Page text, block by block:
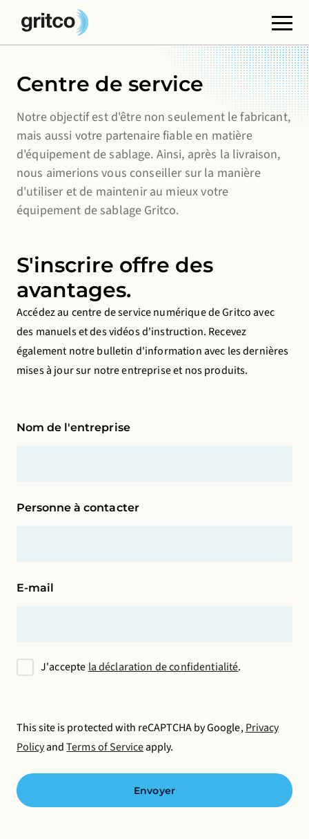
Centre de service
Notre objectif est d'être non seulement le fabricant,
mais aussi votre partenaire fiable en matière
d'équipement de sablage. Ainsi, après la livraison,
nous aimerions vous conseiller sur la manière
d'utiliser et de maintenir au mieux votre
équipement de sablage Gritco.
S'inscrire offre des
avantages.
Accédez au centre de service numérique de Gritco avec
des manuels et des vidéos d'instruction. Recevez
également notre bulletin d'information avec les dernières
mises à jour sur notre entreprise et nos produits.
Nom de l'entreprise
Personne à contacter
E-mail
J'accepte la déclaration de confidentialité.
This site is protected with reCAPTCHA by Google,Privacy
PolicyandTerms of Serviceapply.
Envoyer
Cookies fonctionnels
Ces cookies sont nécessaires au bon fonctionnement
du site web. Vous ne pouvez pas les désactiver.
Cookies de tiers
Ces cookies permettent d'intégrer du contenu
provenant de sites web tiers, tels que YouTube ou
Vimeo. La désactivation de ces cookies peut entraîner
la suppression de certaines fonctionnalités du site
Cookies analytiques
Ils nous permettent de contrôler et d'améliorer les
performances de nos sites web, ainsi que d'analyser
l'expérience des utilisateurs de manière anonyme.
Cookies publicitaires
Cela nous permet de vous présenter des publicités
préférences à tout moment.